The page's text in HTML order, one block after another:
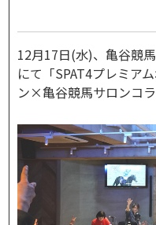
12月17日(水)、亀谷競
にて「SPAT4プレミア
ン×亀谷競馬サロンコ